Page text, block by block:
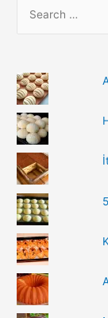
c
h
f
o
r
: